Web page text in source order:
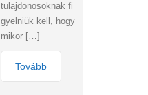
tulajdonosoknak fi
gyelniük kell, hogy
mikor […]
Tovább